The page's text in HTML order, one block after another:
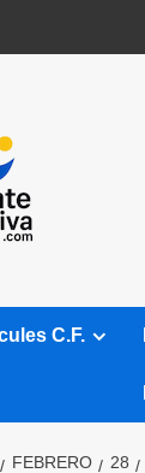
C.F.
FEBRERO 28